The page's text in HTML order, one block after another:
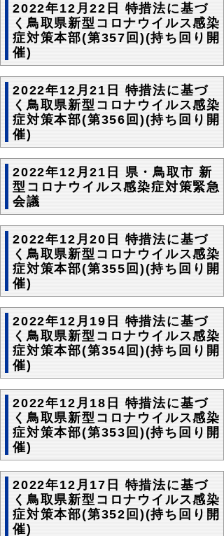
2022年12月22日 特措法に基づ
く鳥取県新型コロナウイルス感染
症対策本部(第357回)(持ち回り開
催)
2022年12月21日 特措法に基づ
く鳥取県新型コロナウイルス感染
症対策本部(第356回)(持ち回り開
催)
2022年12月21日 県・鳥取市 新
型コロナウイルス感染症対策緊急
会議
2022年12月20日 特措法に基づ
く鳥取県新型コロナウイルス感染
症対策本部(第355回)(持ち回り開
催)
2022年12月19日 特措法に基づ
く鳥取県新型コロナウイルス感染
症対策本部(第354回)(持ち回り開
催)
2022年12月18日 特措法に基づ
く鳥取県新型コロナウイルス感染
症対策本部(第353回)(持ち回り開
催)
2022年12月17日 特措法に基づ
く鳥取県新型コロナウイルス感染
症対策本部(第352回)(持ち回り開
催)